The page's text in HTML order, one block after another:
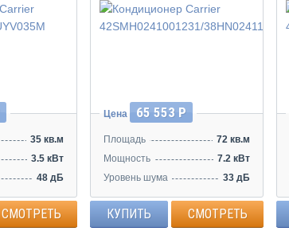
35 кв.м
3.5 кВт
48 дБ
СМОТРЕТЬ
Цена 65 553 Р
Площадь
72 кв.м
Мощность
7.2 кВт
Уровень шума
33 дБ
КУПИТЬ СМОТРЕТЬ